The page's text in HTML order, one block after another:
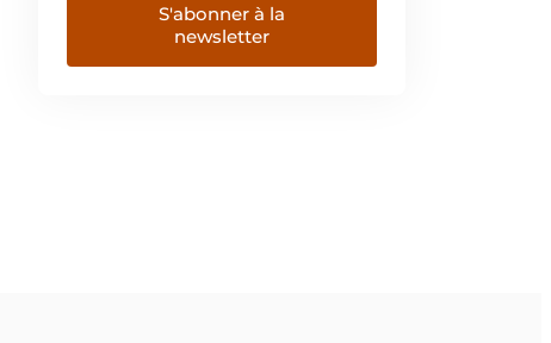
S'abonner à la
newsletter